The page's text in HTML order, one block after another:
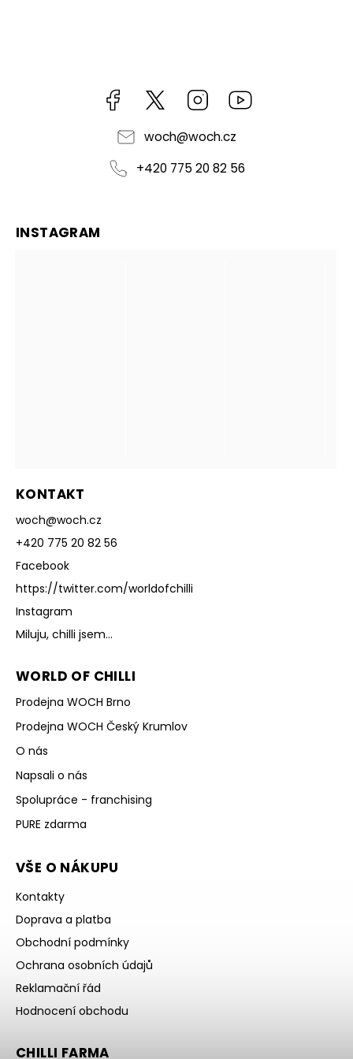
Facebook https://twitter.com/worldofchilli
Instagram
woch@woch.cz
+420 775 20 82 56
KONTAKT
woch@woch.cz
+420 775 20 82 56
Facebook
https://twitter.com/worldofchilli
Instagram
Miluju, chilli jsem...
WORLD OF CHILLI
Prodejna WOCH Brno
Prodejna WOCH Český Krumlov
O nás
Napsali o nás
Spolupráce - franchising
PURE zdarma
VŠE O NÁKUPU
Kontakty
Doprava a platba
Obchodní podmínky
Ochrana osobních údajů
Reklamační řád
Hodnocení obchodu
CHILLI FARMA
INSTAGRAM